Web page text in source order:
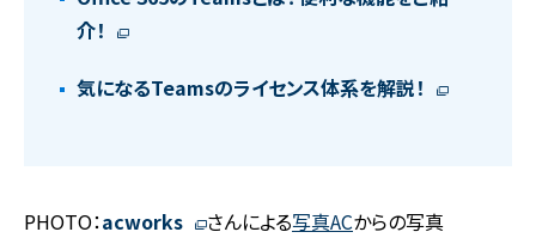
介！
気になるTeamsのライセンス体系を解説！
PHOTO：acworks さんによる写真ACからの写真